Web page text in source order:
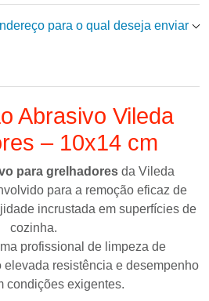
para o qual deseja enviar
Abrasivo Vileda
– 10x14 cm
para grelhadoresda Vileda
para a remoção eficaz de
incrustada em superfícies de
cozinha.
profissional de limpeza de
resistência e desempenho
condições exigentes.